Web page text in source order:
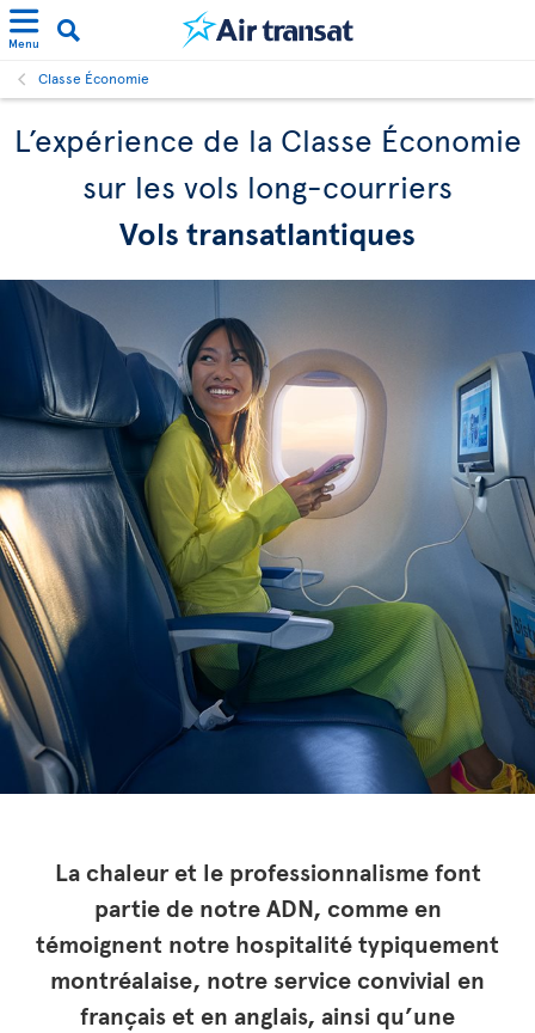
Menu
Classe Économie
L’expérience de la Classe Économie
sur les vols long-courriers
Vols transatlantiques
La chaleur et le professionnalisme font
partie de notre ADN, comme en
témoignent notre hospitalité typiquement
montréalaise, notre service convivial en
français et en anglais, ainsi qu’une